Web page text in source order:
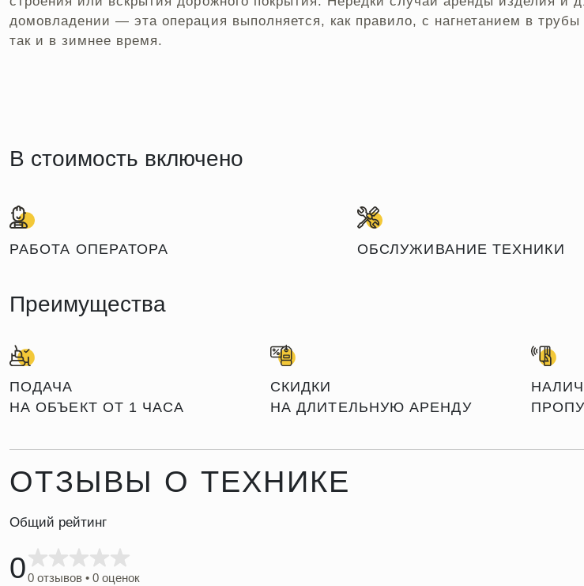
домовладении — эта операция выполняется, как правило, с нагнетанием в
так и в зимнее время.
В стоимость включено
РАБОТА ОПЕРАТОРА ОБСЛУЖИВАНИЕ ТЕХНИКИ
Преимущества
ПОДАЧА
НА ОБЪЕКТ ОТ 1 ЧАСА
СКИДКИ
НА ДЛИТЕЛЬНУЮ АРЕНДУ
ОТЗЫВЫ О ТЕХНИКЕ
Общий рейтинг
00 отзывов • 0 оценок